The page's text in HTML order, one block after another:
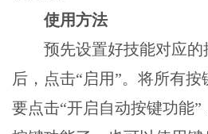
使用方法
预先设置好技能对应的
后，点击“启用”。将所有
要点击“开启自动按键功能